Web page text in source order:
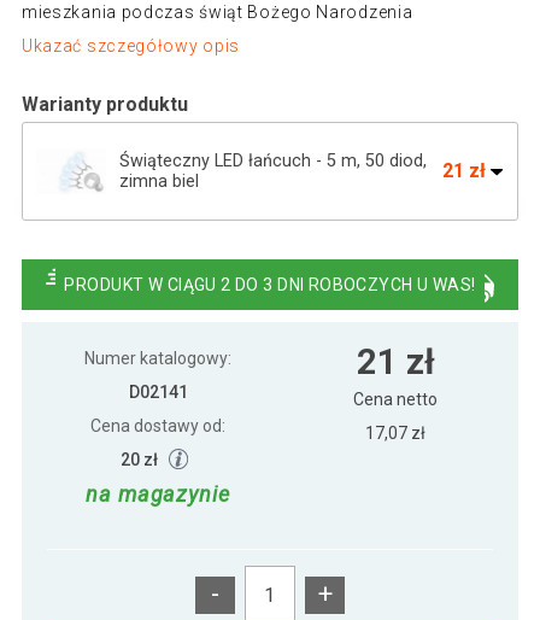
mieszkania podczas świąt Bożego Narodzenia
Ukazać szczegółowy opis
Warianty produktu
Świąteczny LED łańcuch - 5 m, 50 diod,
zimna biel
21 zł
zimna biel
PRODUKT W CIĄGU 2 DO 3 DNI ROBOCZYCH U WAS!
Numer katalogowy:
D02141
Cena dostawy od:
20 zł
na magazynie
21 zł
Cena netto
17,07 zł
- +